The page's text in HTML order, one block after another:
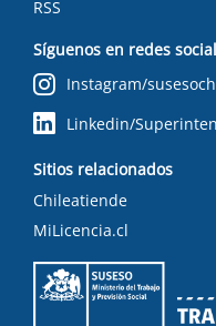
RSS
Síguenos en redes
Instagram/
Linkedin/
Sitios relacionados
Chileatiende
MiLicencia.cl